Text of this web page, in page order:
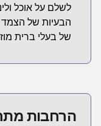
לשלם על אוכל
הבעיות של
של בעלי ברית
הרחבות